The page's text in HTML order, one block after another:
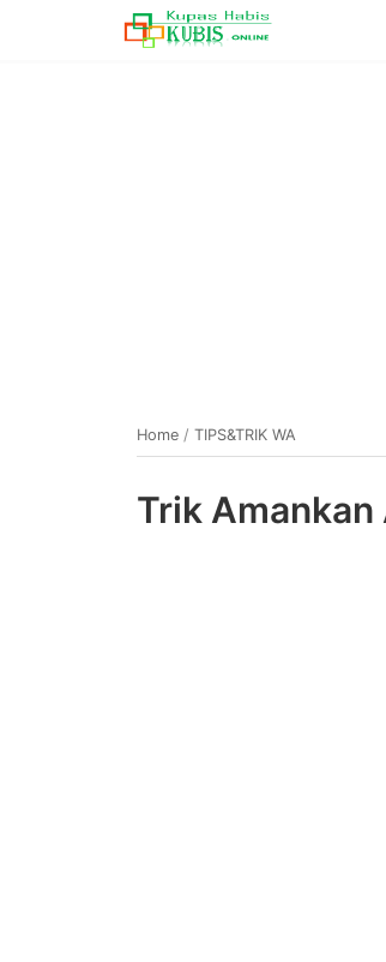
Home / TIPS&TRIK WA
Trik